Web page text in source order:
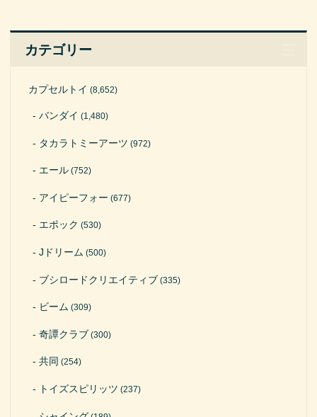
カテゴリー
カプセルトイ (8,652)
バンダイ (1,480)
タカラトミーアーツ (972)
エール(752)
アイピーフォー (677)
エポック (530)
Jドリーム (500)
ブシロードクリエイティブ (335)
ビーム (309)
奇譚クラブ (300)
共同 (254)
トイズスピリッツ (237)